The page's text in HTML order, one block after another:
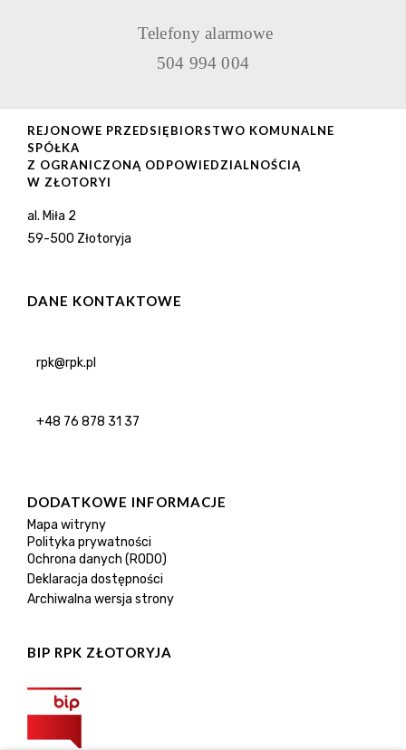
Telefony alarmowe
504 994 004
REJONOWE PRZEDSIĘBIORSTWO KOMUNALNE
SPÓŁKA
Z OGRANICZONĄ ODPOWIEDZIALNOŚCIĄ
W ZŁOTORYI
al. Miła 2
59-500 Złotoryja
DANE KONTAKTOWE
rpk@rpk.pl
+48 76 878 31 37
DODATKOWE INFORMACJE
Mapa witryny
Polityka prywatności
Ochrona danych (RODO)
Deklaracja dostępności
Archiwalna wersja strony
BIP RPK ZŁOTORYJA